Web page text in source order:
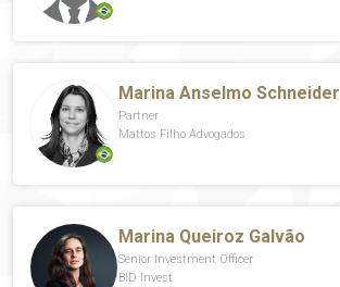
Marina Anselmo Schneider
Partner
Mattos Filho Advogados
Marina Queiroz Galvão
Senior Investment Officer
BID Invest